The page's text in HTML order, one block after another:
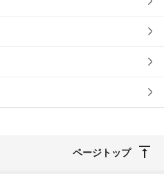
ページトップ